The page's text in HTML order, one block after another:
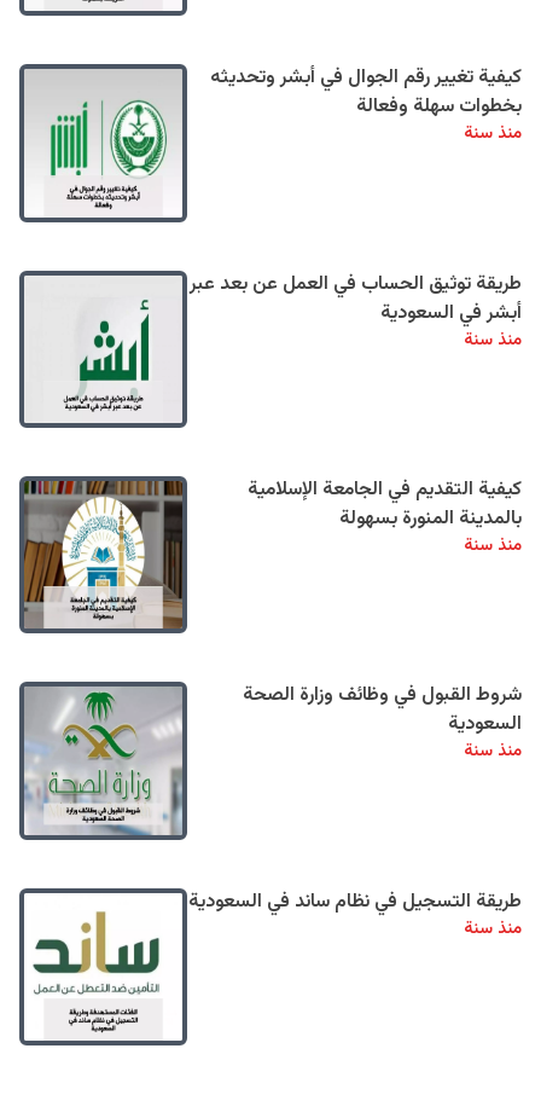
كيفية تغيير رقم الجوال في أبشر وتحديثه
بخطوات سهلة وفعالة
منذ سنة
طريقة توثيق الحساب في العمل عن بعد عبر
أبشر في السعودية
منذ سنة
كيفية التقديم في الجامعة الإسلامية
بالمدينة المنورة بسهولة
منذ سنة
شروط القبول في وظائف وزارة الصحة
السعودية
منذ سنة
طريقة التسجيل في نظام ساند في السعودية
منذ سنة